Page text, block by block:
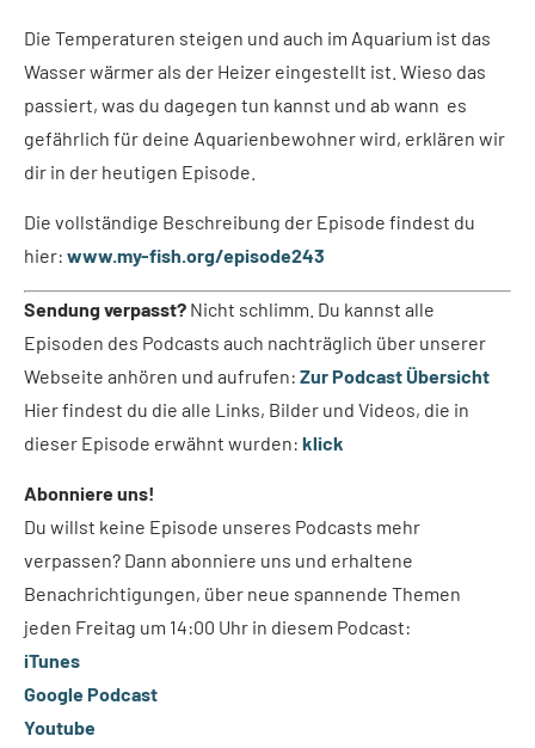
Die Temperaturen steigen und auch im Aquarium ist das
Wasser wärmer als der Heizer eingestellt ist. Wieso das
passiert, was du dagegen tun kannst und ab wann es
gefährlich für deine Aquarienbewohner wird, erklären wir
dir in der heutigen Episode.
Die vollständige Beschreibung der Episode findest du
hier: www.my-fish.org/episode243
Sendung verpasst? Nicht schlimm. Du kannst alle
Episoden des Podcasts auch nachträglich über unserer
Webseite anhören und aufrufen: Zur Podcast Übersicht
Hier findest du die alle Links, Bilder und Videos, die in
dieser Episode erwähnt wurden: klick
Abonniere uns!
Du willst keine Episode unseres Podcasts mehr
verpassen? Dann abonniere uns und erhaltene
Benachrichtigungen, über neue spannende Themen
jeden Freitag um 14:00 Uhr in diesem Podcast:
iTunes
Google Podcast
Youtube